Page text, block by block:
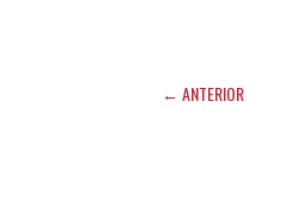
← ANTERIOR